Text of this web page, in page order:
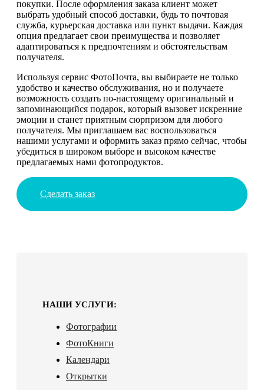
покупки. После оформления заказа клиент может
выбрать удобный способ доставки, будь то почтовая
служба, курьерская доставка или пункт выдачи. Каждая
опция предлагает свои преимущества и позволяет
адаптироваться к предпочтениям и обстоятельствам
получателя.
Используя сервис ФотоПочта, вы выбираете не только
удобство и качество обслуживания, но и получаете
возможность создать по-настоящему оригинальный и
запоминающийся подарок, который вызовет искренние
эмоции и станет приятным сюрпризом для любого
получателя. Мы приглашаем вас воспользоваться
нашими услугами и оформить заказ прямо сейчас, чтобы
убедиться в широком выборе и высоком качестве
предлагаемых нами фотопродуктов.
Сделать заказ
НАШИ УСЛУГИ:
Фотографии
ФотоКниги
Календари
Открытки